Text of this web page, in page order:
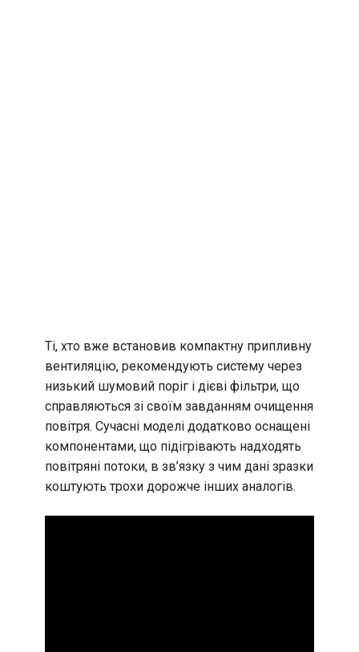
Ті, хто вже встановив компактну припливну
вентиляцію, рекомендують систему через
низький шумовий поріг і дієві фільтри, що
справляються зі своїм завданням очищення
повітря. Сучасні моделі додатково оснащені
компонентами, що підігрівають надходять
повітряні потоки, в зв’язку з чим дані зразки
коштують трохи дорожче інших аналогів.